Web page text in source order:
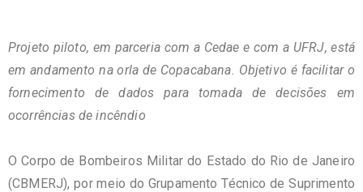
Projeto piloto, em parceria com a Cedae e com a UFRJ, está
em andamento na orla de Copacabana. Objetivo é facilitar o
fornecimento de dados para tomada de decisões em
ocorrências de incêndio
O Corpo de Bombeiros Militar do Estado do Rio de Janeiro
(CBMERJ), por meio do Grupamento Técnico de Suprimento